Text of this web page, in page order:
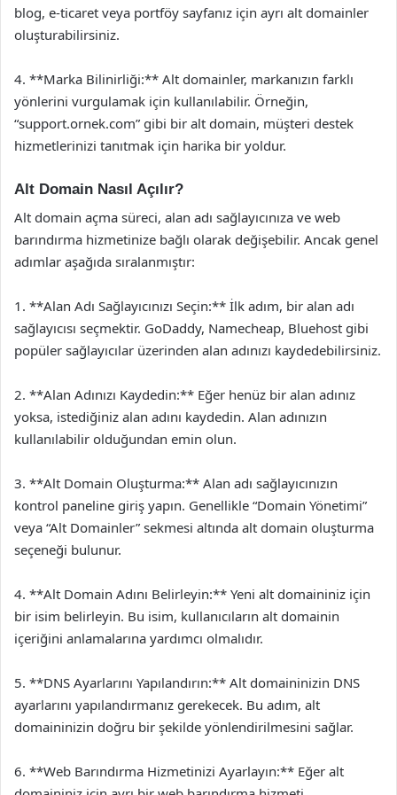
blog, e-ticaret veya portföy sayfanız için ayrı alt domainler
oluşturabilirsiniz.
4. **Marka Bilinirliği:** Alt domainler, markanızın farklı
yönlerini vurgulamak için kullanılabilir. Örneğin,
“support.ornek.com” gibi bir alt domain, müşteri destek
hizmetlerinizi tanıtmak için harika bir yoldur.
Alt Domain Nasıl Açılır?
Alt domain açma süreci, alan adı sağlayıcınıza ve web
barındırma hizmetinize bağlı olarak değişebilir. Ancak genel
adımlar aşağıda sıralanmıştır:
1. **Alan Adı Sağlayıcınızı Seçin:** İlk adım, bir alan adı
sağlayıcısı seçmektir. GoDaddy, Namecheap, Bluehost gibi
popüler sağlayıcılar üzerinden alan adınızı kaydedebilirsiniz.
2. **Alan Adınızı Kaydedin:** Eğer henüz bir alan adınız
yoksa, istediğiniz alan adını kaydedin. Alan adınızın
kullanılabilir olduğundan emin olun.
3. **Alt Domain Oluşturma:** Alan adı sağlayıcınızın
kontrol paneline giriş yapın. Genellikle “Domain Yönetimi”
veya “Alt Domainler” sekmesi altında alt domain oluşturma
seçeneği bulunur.
4. **Alt Domain Adını Belirleyin:** Yeni alt domaininiz için
bir isim belirleyin. Bu isim, kullanıcıların alt domainin
içeriğini anlamalarına yardımcı olmalıdır.
5. **DNS Ayarlarını Yapılandırın:** Alt domaininizin DNS
ayarlarını yapılandırmanız gerekecek. Bu adım, alt
domaininizin doğru bir şekilde yönlendirilmesini sağlar.
6. **Web Barındırma Hizmetinizi Ayarlayın:** Eğer alt